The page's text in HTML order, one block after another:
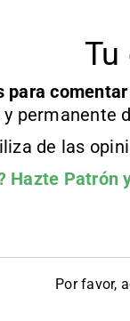
Tu
para comentar
permanente
de las
Hazte Patrón
Por favor,